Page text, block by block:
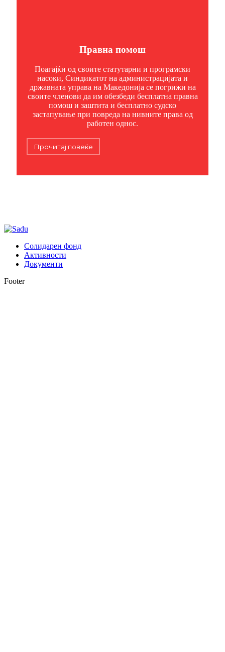
Правна помош
Поагајќи од своите статутарни и програмски
насоки, Синдикатот на администрацијата и
државната управа на Македонија се погрижи на
своите членови да им обезбеди бесплатна правна
помош и заштита и бесплатно судско
застапување при повреда на нивните права од
работен однос.
Прочитај повеќе
Солидарен фонд
Активности
Документи
Footer